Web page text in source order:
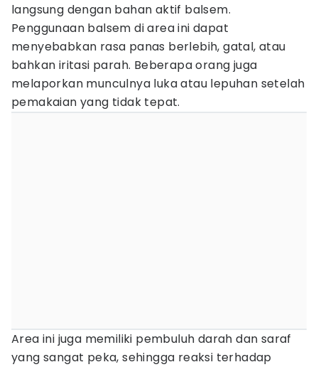
langsung dengan bahan aktif balsem.
Penggunaan balsem di area ini dapat
menyebabkan rasa panas berlebih, gatal, atau
bahkan iritasi parah. Beberapa orang juga
melaporkan munculnya luka atau lepuhan setelah
pemakaian yang tidak tepat.
Area ini juga memiliki pembuluh darah dan saraf
yang sangat peka, sehingga reaksi terhadap